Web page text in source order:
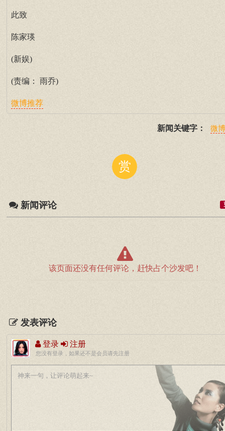
此致
陈家瑛
(新娱)
(责编： 雨乔)
微博推荐
新闻关键字： 微
赏
新闻评论
该页面还没有任何评论，赶快占个沙发吧！
发表评论
登录 注册
您没有登录，如果还不是会员请先注册